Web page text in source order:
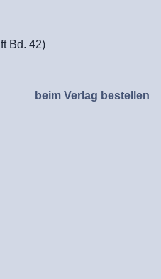
Bd. 42)
beim Verlag bestellen